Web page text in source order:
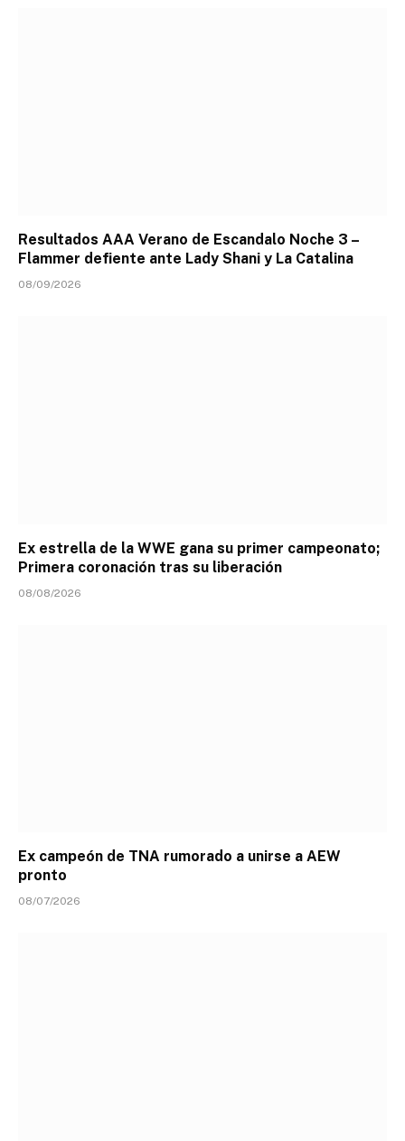
Resultados AAA Verano de Escandalo Noche 3 –
Flammer defiente ante Lady Shani y La Catalina
08/09/2026
Ex estrella de la WWE gana su primer campeonato;
Primera coronación tras su liberación
08/08/2026
Ex campeón de TNA rumorado a unirse a AEW
pronto
08/07/2026